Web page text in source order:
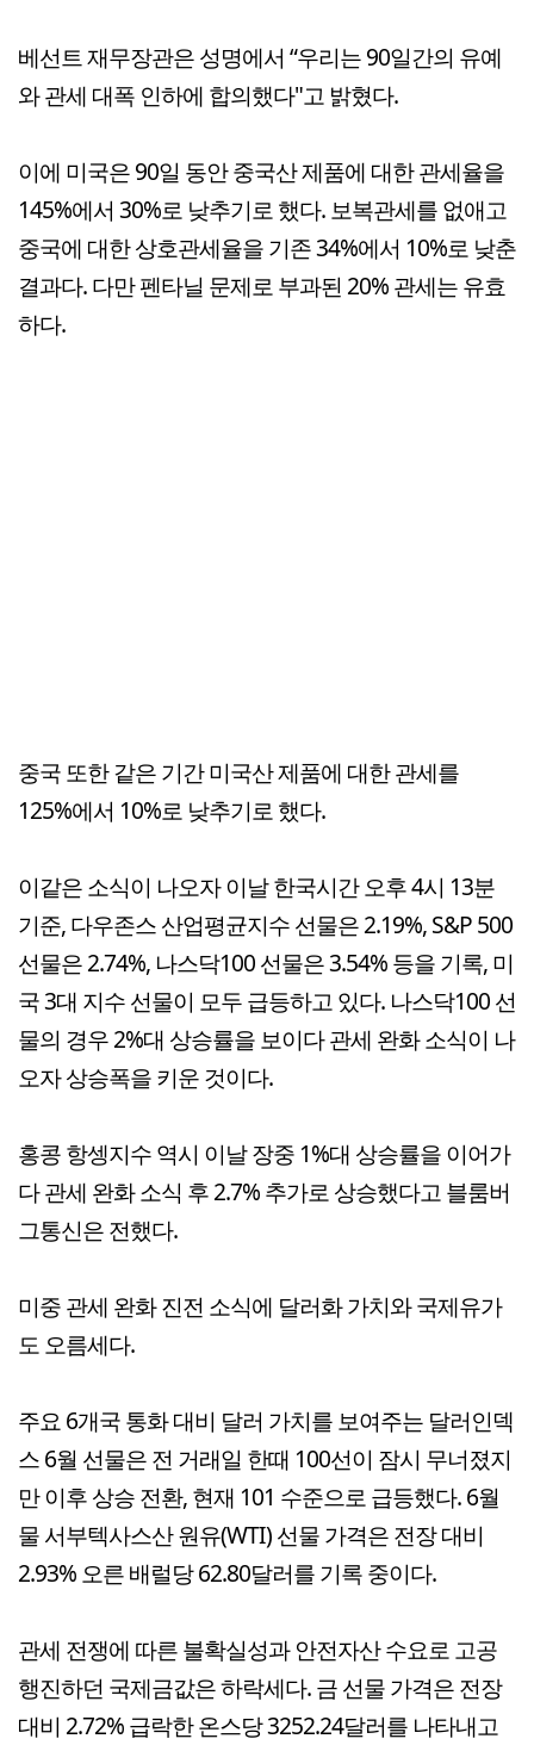
베선트 재무장관은 성명에서 “우리는 90일간의 유예
와 관세 대폭 인하에 합의했다"고 밝혔다.
이에 미국은 90일 동안 중국산 제품에 대한 관세율을
145%에서 30%로 낮추기로 했다. 보복관세를 없애고
중국에 대한 상호관세율을 기존 34%에서 10%로 낮춘
결과다. 다만 펜타닐 문제로 부과된 20% 관세는 유효
하다.
중국 또한 같은 기간 미국산 제품에 대한 관세를
125%에서 10%로 낮추기로 했다.
이같은 소식이 나오자 이날 한국시간 오후 4시 13분
기준, 다우존스 산업평균지수 선물은 2.19%, S&P 500
선물은 2.74%, 나스닥100 선물은 3.54% 등을 기록, 미
국 3대 지수 선물이 모두 급등하고 있다. 나스닥100 선
물의 경우 2%대 상승률을 보이다 관세 완화 소식이 나
오자 상승폭을 키운 것이다.
홍콩 항셍지수 역시 이날 장중 1%대 상승률을 이어가
다 관세 완화 소식 후 2.7% 추가로 상승했다고 블룸버
그통신은 전했다.
미중 관세 완화 진전 소식에 달러화 가치와 국제유가
도 오름세다.
주요 6개국 통화 대비 달러 가치를 보여주는 달러인덱
스 6월 선물은 전 거래일 한때 100선이 잠시 무너졌지
만 이후 상승 전환, 현재 101 수준으로 급등했다. 6월
물 서부텍사스산 원유(WTI) 선물 가격은 전장 대비
2.93% 오른 배럴당 62.80달러를 기록 중이다.
관세 전쟁에 따른 불확실성과 안전자산 수요로 고공
행진하던 국제금값은 하락세다. 금 선물 가격은 전장
대비 2.72% 급락한 온스당 3252.24달러를 나타내고